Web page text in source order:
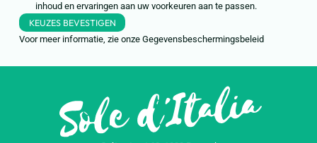
inhoud en ervaringen aan uw voorkeuren aan te passen.
KEUZES BEVESTIGEN
Voor meer informatie, zie onze Gegevensbeschermingsbeleid